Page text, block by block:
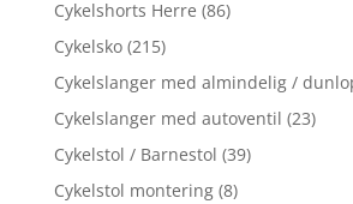
Cykelshorts Herre (86)
Cykelsko (215)
Cykelslanger med almindelig /
Cykelslanger med autoventil (23)
Cykelstol / Barnestol (39)
Cykelstol montering (8)